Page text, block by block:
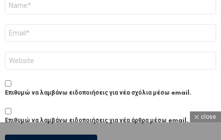
Επιθυμώ να λαμβάνω ειδοποιήσεις για νέα σχόλια μέσω email.
Επιθυμώ να λαμβάνω ειδοποιήσεις για νέα άρθρα μέσω email.
close